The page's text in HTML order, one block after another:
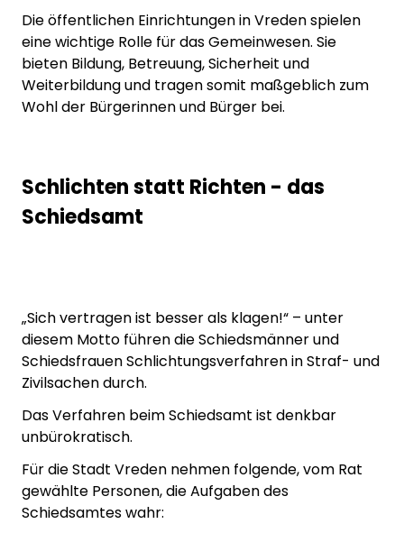
Die öffentlichen Einrichtungen in Vreden spielen
eine wichtige Rolle für das Gemeinwesen. Sie
bieten Bildung, Betreuung, Sicherheit und
Weiterbildung und tragen somit maßgeblich zum
Wohl der Bürgerinnen und Bürger bei.
Schlichten statt Richten - das
Schiedsamt
„Sich vertragen ist besser als klagen!“ – unter
diesem Motto führen die Schiedsmänner und
Schiedsfrauen Schlichtungsverfahren in Straf- und
Zivilsachen durch.
Das Verfahren beim Schiedsamt ist denkbar
unbürokratisch.
Für die Stadt Vreden nehmen folgende, vom Rat
gewählte Personen, die Aufgaben des
Schiedsamtes wahr: